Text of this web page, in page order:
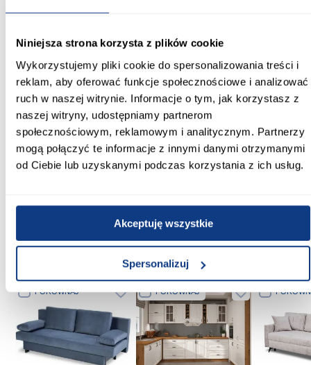
Niniejsza strona korzysta z plików cookie
Wykorzystujemy pliki cookie do spersonalizowania treści i
reklam, aby oferować funkcje społecznościowe i analizować
ruch w naszej witrynie. Informacje o tym, jak korzystasz z
naszej witryny, udostępniamy partnerom
społecznościowym, reklamowym i analitycznym. Partnerzy
mogą połączyć te informacje z innymi danymi otrzymanymi
od Ciebie lub uzyskanymi podczas korzystania z ich usług.
Akceptuję wszystkie
Spersonalizuj
Materiał wykonania:
Stelaż w komplecie:
Bez stelaża
Syfon w komplecie:
Średnica syfonu [cm]:
5,2
Inni Klienci sprawdzali również
PORÓWNAJ PORÓWNAJ